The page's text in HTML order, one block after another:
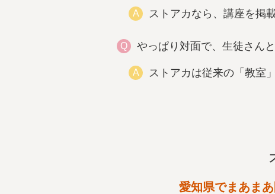
A ストアカなら、講座を掲
Q やっぱり対面で、生徒さん
A ストアカは従来の「教室
愛知県でまあま